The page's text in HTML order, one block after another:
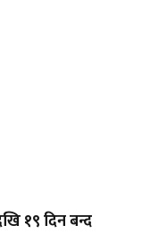
१९ दिन बन्द